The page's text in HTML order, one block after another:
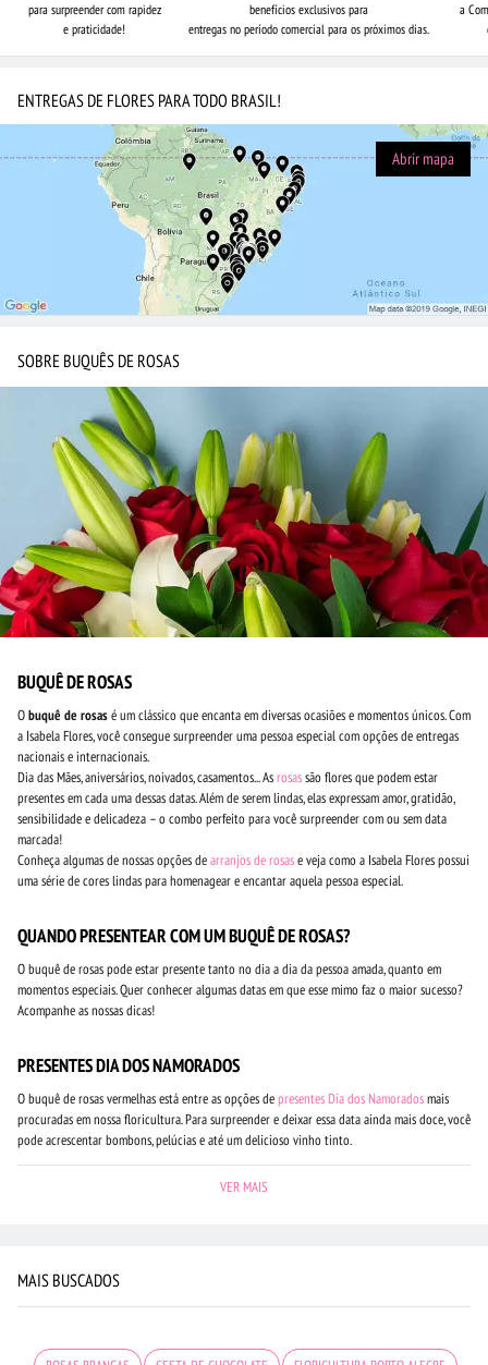
para surpreender com rapidez
e praticidade!
benefícios exclusivos para
entregas no período comercial para os próximos dias.
a
ENTREGAS DE FLORES PARA TODO BRASIL!
Abrir mapa
SOBRE BUQUÊS DE ROSAS
BUQUÊ DE ROSAS
Obuquê de rosasé um clássico que encanta em diversas ocasiões e momentos únicos. Com
a Isabela Flores, você consegue surpreender uma pessoa especial com opções de entregas
nacionais e internacionais.
Dia das Mães, aniversários, noivados, casamentos... Asrosassão flores que podem estar
presentes em cada uma dessas datas. Além de serem lindas, elas expressam amor, gratidão,
sensibilidade e delicadeza – o combo perfeito para você surpreender com ou sem data
marcada!
Conheça algumas de nossas opções dearranjos de rosase veja como a Isabela Flores possui
uma série de cores lindas para homenagear e encantar aquela pessoa especial.
QUANDO PRESENTEAR COM UM BUQUÊ DE ROSAS?
O buquê de rosas pode estar presente tanto no dia a dia da pessoa amada, quanto em
momentos especiais. Quer conhecer algumas datas em que esse mimo faz o maior sucesso?
Acompanhe as nossas dicas!
PRESENTES DIA DOS NAMORADOS
O buquê de rosas vermelhas está entre as opções depresentes Dia dos Namoradosmais
procuradas em nossa floricultura. Para surpreender e deixar essa data ainda mais doce, você
pode acrescentar bombons, pelúcias e até um delicioso vinho tinto.
VER MAIS
MAIS BUSCADOS